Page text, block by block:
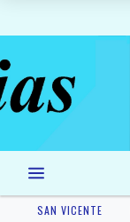
SAN VICENTE